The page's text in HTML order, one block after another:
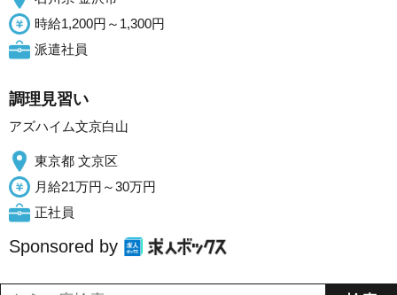
時給1,200円～1,300円
派遣社員
調理見習い
アズハイム文京白山
東京都 文京区
月給21万円～30万円
正社員
Sponsored by